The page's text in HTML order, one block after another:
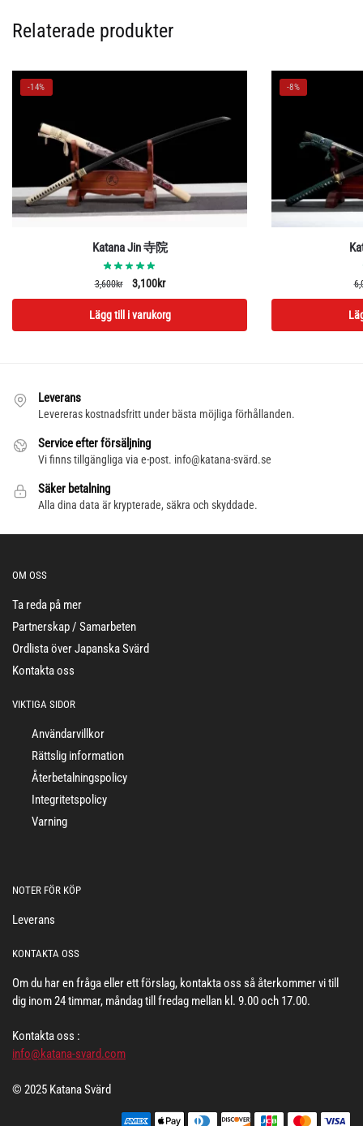
Relaterade produkter
-14%
Katana Jin 寺院
3,600kr
Det
ursprungliga
priset
var:
3,100krDet
nuvarande
priset
är:
Lägg till i varukorg
-8%
Leverans
Levereras kostnadsfritt under bästa möjliga förhållanden.
Service efter försäljning
Vi finns tillgängliga via e-post. info@katana-svärd.se
Säker betalning
Alla dina data är krypterade, säkra och skyddade.
OM OSS
Ta reda på mer
Partnerskap / Samarbeten
Ordlista över Japanska Svärd
Kontakta oss
VIKTIGA SIDOR
Användarvillkor
Rättslig information
Återbetalningspolicy
Integritetspolicy
Varning
NOTER FÖR KÖP
Leverans
KONTAKTA OSS
Om du har en fråga eller ett förslag, kontakta oss så återkommer vi till
dig inom 24 timmar, måndag till fredag mellan kl. 9.00 och 17.00.
Kontakta oss :
info@katana-svard.com
© 2025 Katana Svärd